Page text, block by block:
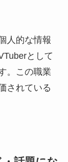
人的な情報
として
。この職業
されている